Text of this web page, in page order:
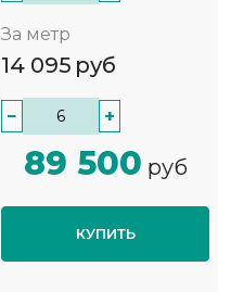
За метр
14 095 руб
− +
89 500 руб
КУПИТЬ